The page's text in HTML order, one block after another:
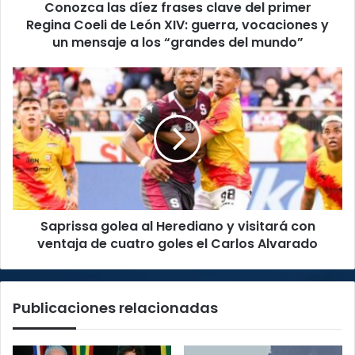
León
vocaciones
y
un
mensaje
a
los
“grandes
del
mundo”
Conozca las díez frases clave del primer
Regina Coeli de León XIV: guerra, vocaciones y
un mensaje a los “grandes del mundo”
Saprissa
golea
al
Herediano
y
visitará
con
ventaja
de
cuatro
goles
Saprissa golea al Herediano y visitará con
ventaja de cuatro goles el Carlos Alvarado
Publicaciones relacionadas